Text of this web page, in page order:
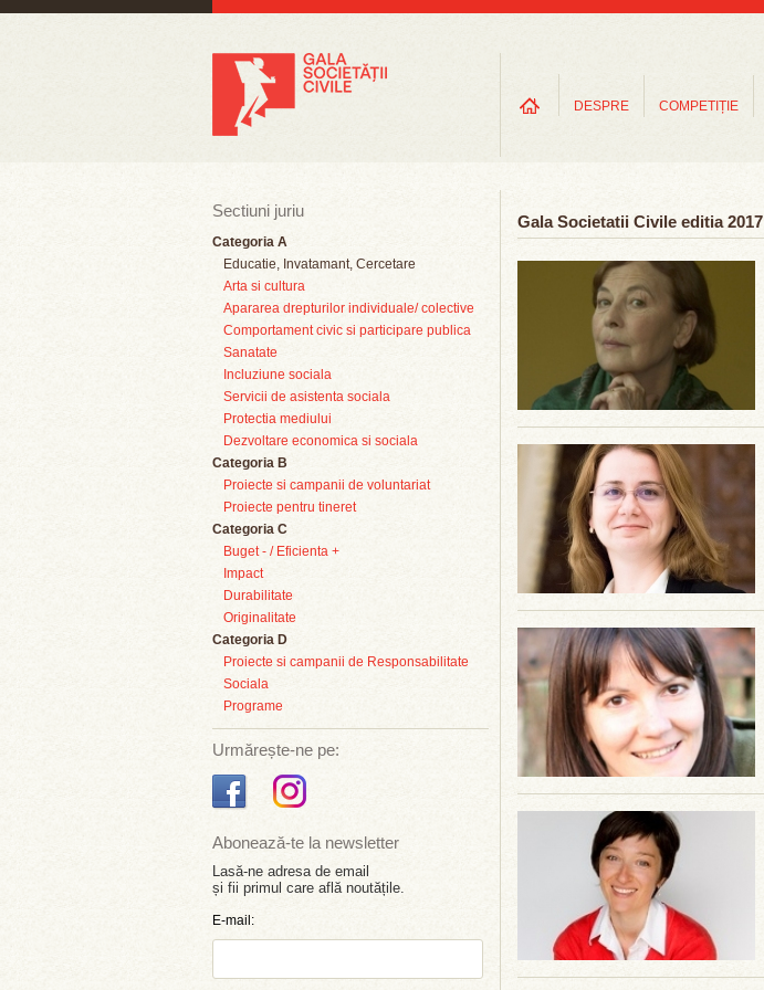
DESPRE COMPETIȚIE
Sectiuni juriu
Categoria A
Educatie, Invatamant, Cercetare
Arta si cultura
Apararea drepturilor individuale/ colective
Comportament civic si participare publica
Sanatate
Incluziune sociala
Servicii de asistenta sociala
Protectia mediului
Dezvoltare economica si sociala
Categoria B
Proiecte si campanii de voluntariat
Proiecte pentru tineret
Categoria C
Buget - / Eficienta +
Impact
Durabilitate
Originalitate
Categoria D
Proiecte si campanii de Responsabilitate
Sociala
Programe
Urmărește-ne pe:
Abonează-te la newsletter
Lasă-ne adresa de email
și fii primul care află noutățile.
E-mail:
Gala Societatii Civile editia 2017